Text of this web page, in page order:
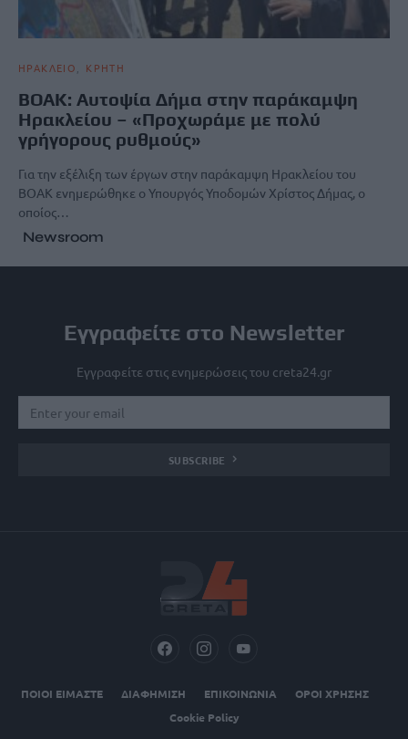
ΗΡΑΚΛΕΙΟ ΚΡΗΤΗ
ΒΟΑΚ: Αυτοψία Δήμα στην παράκαμψη
Ηρακλείου – «Προχωράμε με πολύ
γρήγορους ρυθμούς»
Για την εξέλιξη των έργων στην παράκαμψη Ηρακλείου του
ΒΟΑΚ ενημερώθηκε ο Υπουργός Υποδομών Χρίστος Δήμας, ο
οποίος…
Newsroom
Εγγραφείτε στο Newsletter
Εγγραφείτε στις ενημερώσεις του creta24.gr
SUBSCRIBE
ΠΟΙΟΙ ΕΙΜΑΣΤΕ ΔΙΑΦΗΜΙΣΗ ΕΠΙΚΟΙΝΩΝΙΑ
ΟΡΟΙ ΧΡΗΣΗΣ
Cookie Policy